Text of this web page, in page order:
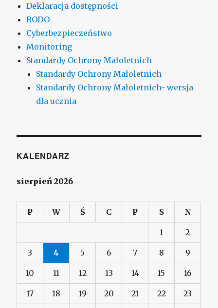
Deklaracja dostępności
RODO
Cyberbezpieczeństwo
Monitoring
Standardy Ochrony Małoletnich
Standardy Ochrony Małoletnich
Standardy Ochrony Małoletnich- wersja
dla ucznia
KALENDARZ
sierpień 2026
P W Ś C P S N
1 2
3 4 5 6 7 8 9
10 11 12 13 14 15 16
17 18 19 20 21 22 23